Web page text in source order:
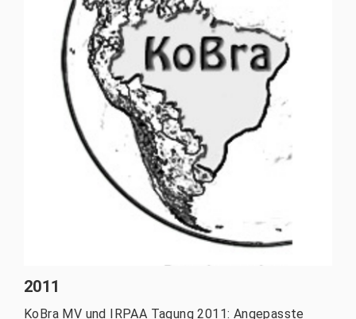
2011
KoBra MV und IRPAA Tagung 2011: Angepasste